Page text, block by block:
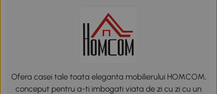
Ofera casei tale toata eleganta mobilierului HOMCOM,
conceput pentru a-ti imbogati viata de zi cu zi cu un